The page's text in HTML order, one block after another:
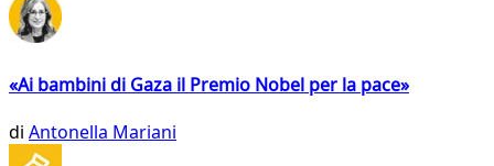
«Ai bambini di Gaza il Premio Nobel per la pace»
di Antonella Mariani